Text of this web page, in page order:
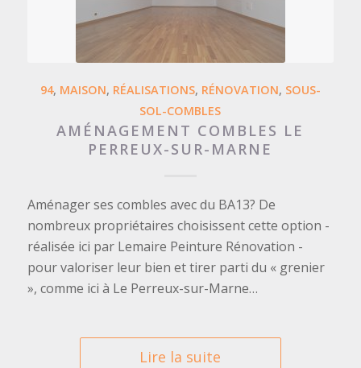
94, MAISON, RÉALISATIONS, RÉNOVATION, SOUS-
SOL-COMBLES
AMÉNAGEMENT COMBLES LE
PERREUX-SUR-MARNE
Aménager ses combles avec du BA13? De
nombreux propriétaires choisissent cette option -
réalisée ici par Lemaire Peinture Rénovation -
pour valoriser leur bien et tirer parti du « grenier
», comme ici à Le Perreux-sur-Marne…
Lire la suite